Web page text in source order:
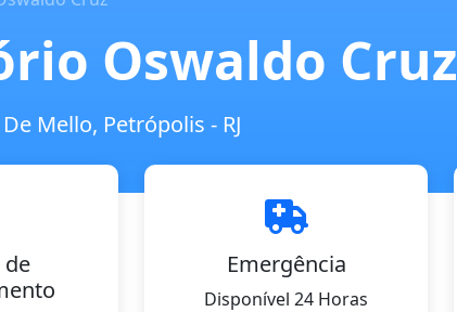
Oswaldo Cruz
Mello, Petrópolis - RJ
Emergência
Disponível 24 Horas